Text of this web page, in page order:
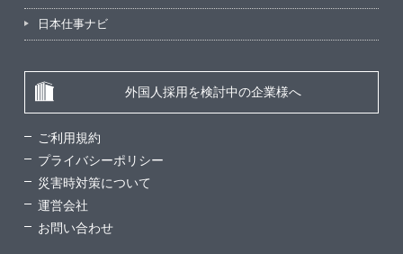
日本仕事ナビ
外国人採用を検討中の企業様へ
ご利用規約
プライバシーポリシー
災害時対策について
運営会社
お問い合わせ